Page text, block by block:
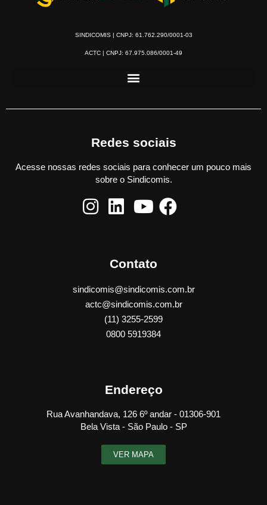
SINDICOMIS | CNPJ: 61.762.290/0001-03
ACTC | CNPJ: 67.975.086/0001-49
Redes sociais
Acesse nossas redes sociais para conhecer um pouco mais
sobre o Sindicomis.
Contato
sindicomis@sindicomis.com.br
actc@sindicomis.com.br
(11) 3255-2599
0800 5919384
Endereço
Rua Avanhandava, 126 6º andar - 01306-901
Bela Vista - São Paulo - SP
VER MAPA